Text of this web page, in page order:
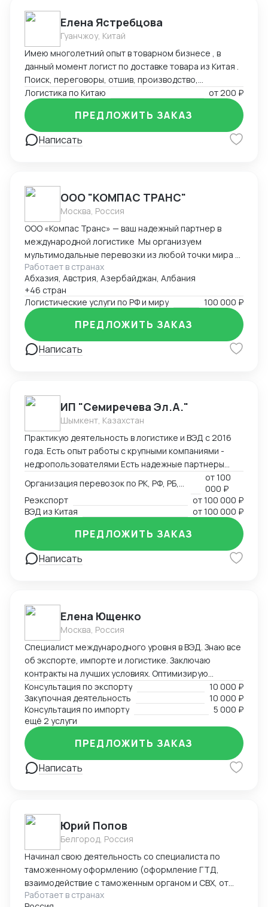
Елена Ястребцова
Гуанчжоу, Китай
Имею многолетний опыт в товарном бизнесе , в
данный момент логист по доставке товара из Китая .
Поиск, переговоры, отшив, производство,
траспортировка , аналитика товара под клиента.
Любые товары, выбор маршрутов, отсрочки
платежей , выбор способа оплаты , документация.
Логистика по Китаю от200 ₽
Написать
ПРЕДЛОЖИТЬ ЗАКАЗ
ООО "КОМПАС ТРАНС"
Москва, Россия
ООО «Компас Транс» — ваш надежный партнер в
международной логистике Мы организуем
мультимодальные перевозки из любой точки мира с
полным таможенным сопровождением.
Предоставляем комплекс складских услуг в
ключевых логистических хабах Европы, Азии и
России. Специализируемся на перевозках
температурных грузов с гарантированным
соблюдением режима. Обеспечиваем доставку
сборных и генеральных грузов с ежедневным
преимущества: Таможенное оформление под ключ
Собственный парк температурных контейнеров
Персональный менеджер 24/7 Фиксированные
сроки доставки
Работает в странах
Абхазия, Австрия, Азербайджан, Албания
+46 стран
Логистические услуги по РФ и миру
100 000 ₽
Написать
ПРЕДЛОЖИТЬ ЗАКАЗ
ИП "Семиречева Эл.А."
Шымкент, Казахстан
Практикую деятельность в логистике и ВЭД с 2016
года. Есть опыт работы с крупными компаниями -
недропользователями Есть надежные партнеры
(сертификация, таможенное офрмление, частные
перевозчики)
от100
000 ₽
Реэкспорт
от100 000 ₽
ВЭД из Китая
от100 000 ₽
Написать
ПРЕДЛОЖИТЬ ЗАКАЗ
Елена Ющенко
Москва, Россия
Специалист международного уровня в ВЭД. Знаю все
об экспорте, импорте и логистике. Заключаю
контракты на лучших условиях. Оптимизирую
логистику и обеспечивая скорость поставок.
Консультация по экспорту
10 000 ₽
Закупочная деятельность
10 000 ₽
Консультация по импорту
5 000 ₽
ещё 2 услуги
Написать
ПРЕДЛОЖИТЬ ЗАКАЗ
Юрий Попов
Белгород, Россия
Начинал свою деятельность со специалиста по
таможенному оформлению (оформление ГТД,
взаимодействие с таможенным органом и СВХ, от
закрытия процедуры ВТТ до выпуска товара), после
Работает в странах